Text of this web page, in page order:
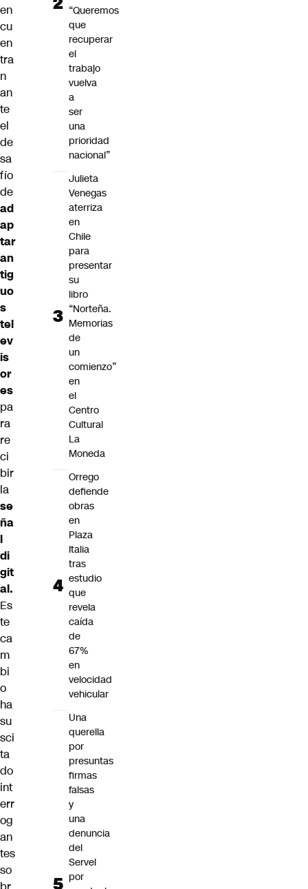
en
cu
en
tra
n
an
te
el
de
sa
fío
de
ad
ap
tar
an
tig
uo
s
tel
ev
is
or
es
pa
ra
re
ci
bir
la
se
ña
l
di
git
al.
Es
te
ca
m
bi
o
ha
su
sci
ta
do
int
err
og
an
tes
so
“Queremos
que
recuperar
el
trabajo
vuelva
a
ser
una
prioridad
nacional”
Julieta
Venegas
aterriza
en
Chile
para
presentar
su
libro
“Norteña.
Memorias
de
un
comienzo”
en
el
Centro
Cultural
La
Moneda
Orrego
defiende
obras
en
Plaza
Italia
tras
estudio
que
revela
caída
de
67%
en
velocidad
vehicular
Una
querella
por
presuntas
firmas
falsas
y
una
denuncia
del
Servel
por